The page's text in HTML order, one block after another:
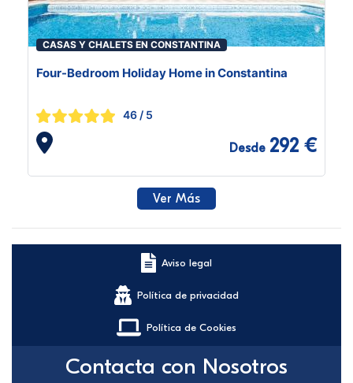
CASAS Y CHALETS EN CONSTANTINA
Four-Bedroom Holiday Home in Constantina
46 / 5
Desde 292 €
Ver Más
Aviso legal
Política de privacidad
Política de Cookies
Contacta con Nosotros